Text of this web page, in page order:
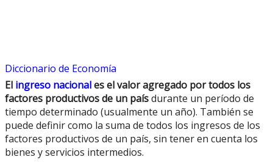
Diccionario de Economía
El ingreso nacionales el valor agregado por todos los
factores productivos de un paísdurante un período de
tiempo determinado (usualmente un año). También se
puede definir como la suma de todos los ingresos de los
factores productivos de un país, sin tener en cuenta los
bienes y servicios intermedios.